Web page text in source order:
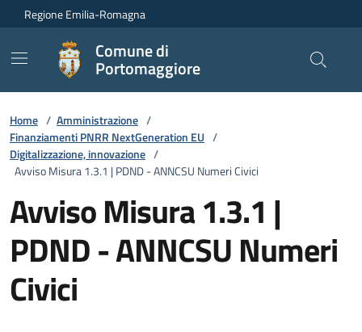
Vai ai contenuti
Vai al footer
Regione Emilia-Romagna
Comune di
Portomaggiore
Home / Amministrazione /
Finanziamenti PNRR NextGeneration EU /
Digitalizzazione, innovazione /
Avviso Misura 1.3.1 | PDND - ANNCSU Numeri Civici
Avviso Misura 1.3.1 |
PDND - ANNCSU Numeri
Civici